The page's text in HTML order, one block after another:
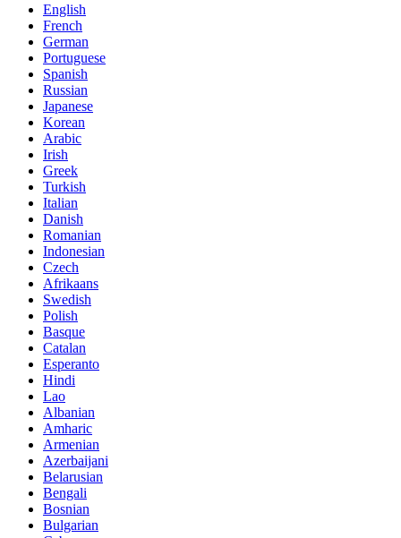
English
French
German
Portuguese
Spanish
Russian
Japanese
Korean
Arabic
Irish
Greek
Turkish
Italian
Danish
Romanian
Indonesian
Czech
Afrikaans
Swedish
Polish
Basque
Catalan
Esperanto
Hindi
Lao
Albanian
Amharic
Armenian
Azerbaijani
Belarusian
Bengali
Bosnian
Bulgarian